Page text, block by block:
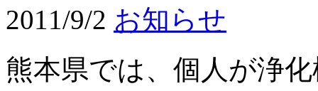
2011/9/2 お知らせ
熊本県では、個人が浄